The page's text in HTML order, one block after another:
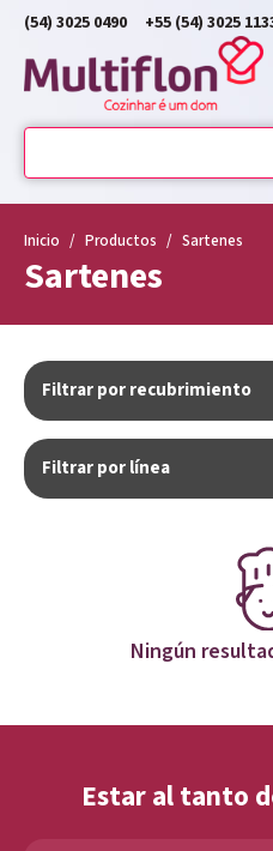
(54) 3025 0490 +55 (54) 3025
Inicio / Productos / Sartenes
Sartenes
Filtrar por recubrimiento
Filtrar por línea
Ningún
Estar al tanto